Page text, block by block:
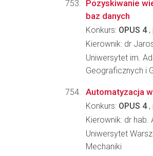
Pozyskiwanie
baz danych
Konkurs: OPUS 4,
Kierownik: dr
Uniwersytet im.
Geograficznych i
Automatyzacja
Konkurs: OPUS 4,
Kierownik: dr hab.
Uniwersytet
Mechaniki